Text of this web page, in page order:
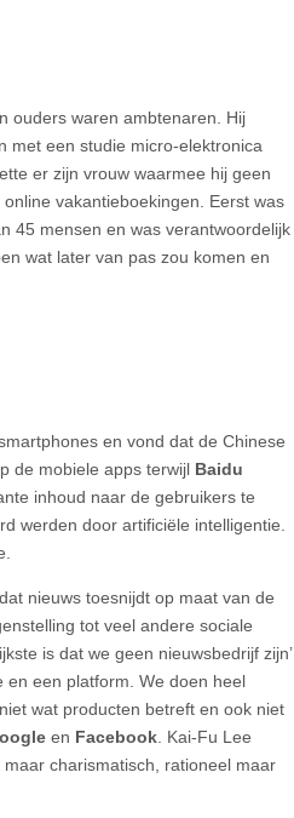
ouders waren ambtenaren. Hij
met een studie micro-elektronica
er zijn vrouw waarmee hij geen
online vakantieboekingen. Eerst was
45 mensen en was verantwoordelijk
wat later van pas zou komen en
en vond dat de Chinese
de mobiele apps terwijl Baidu
inhoud naar de gebruikers te
werden door artificiële intelligentie.
nieuws toesnijdt op maat van de
tot veel andere sociale
is dat we geen nieuwsbedrijf zijn’,
en een platform. We doen heel
wat producten betreft en ook niet
en Facebook . Kai-Fu Lee
charismatisch, rationeel maar